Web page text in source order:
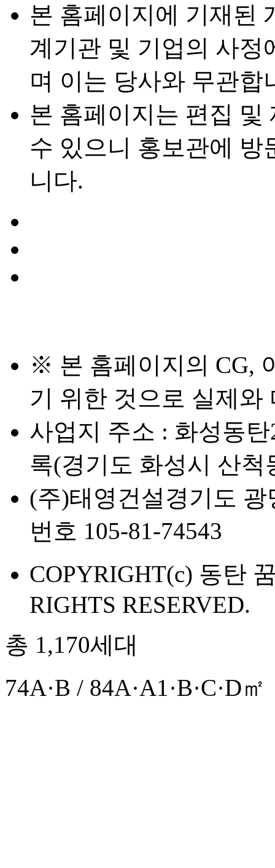
본 홈페이지에 기재된
계기관 및 기업의 사정
며 이는 당사와 무관합
본 홈페이지는 편집 및
수 있으니 홍보관에 방
니다.
※ 본 홈페이지의 CG,
기 위한 것으로 실제와
사업지 주소 : 화성동
록(경기도 화성시 산척
(주)태영건설 경기도 광
번호 105-81-74543
COPYRIGHT(c) 동탄
RIGHTS RESERVED.
총 1,170세대
74A·B / 84A·A1·B·C·D㎡